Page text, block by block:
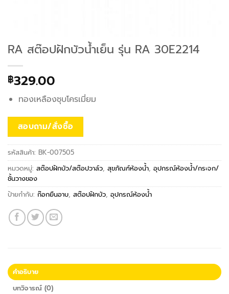
RA สต๊อปฝักบัวน้ำเย็น รุ่น RA 30E2214
฿329.00
ทองเหลืองชุบโครเมี่ยม
สอบถาม/สั่งซื้อ
รหัสสินค้า: BK-007505
หมวดหมู่: สต๊อปฝักบัว/สต๊อปวาล์ว, สุขภัณฑ์ห้องน้ำ, อุปกรณ์ห้องน้ำ/กระจก/
ชั้นวางของ
ป้ายกำกับ: ก๊อกยืนอาบ, สต๊อปฝักบัว, อุปกรณ์ห้องน้ำ
คำอธิบาย
บทวิจารณ์ (0)